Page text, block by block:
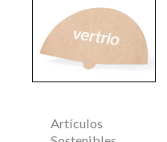
producto
Artículos